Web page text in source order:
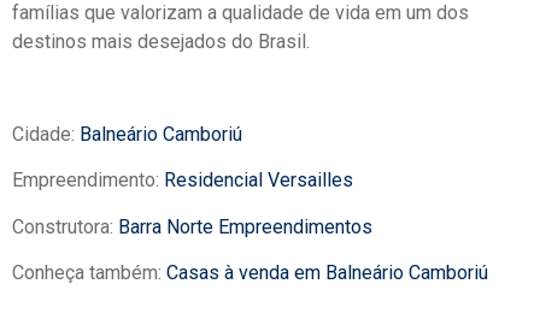
famílias que valorizam a qualidade de vida em um dos
destinos mais desejados do Brasil.
Cidade: Balneário Camboriú
Empreendimento: Residencial Versailles
Construtora: Barra Norte Empreendimentos
Conheça também: Casas à venda em Balneário Camboriú